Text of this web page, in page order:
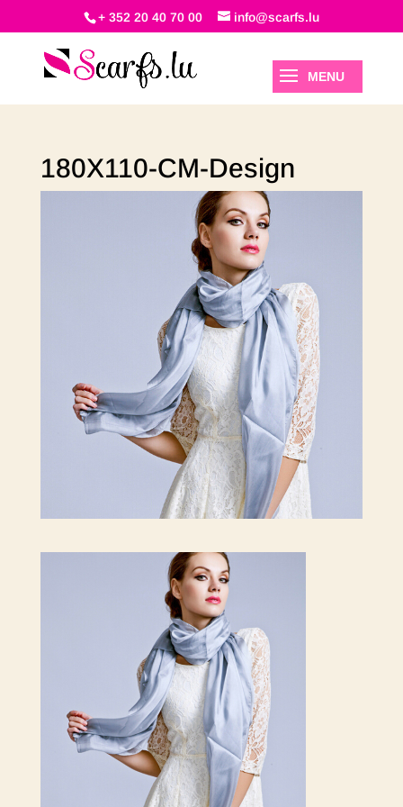
+ 352 20 40 70 00 info@scarfs.lu
180X110-CM-Design